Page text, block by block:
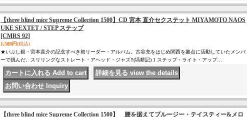
【three blind mice Supreme Collection 1500】CD 宮本 直介セクステット MIYAMOTO NAOS
UKE SEXTET / STEP ステップ
[CMRS 92]
1,580円(税込)
★いぶし銀・宮本直介の記念すべき初リーダー・アルバム。古谷充をはじめ関西を拠点に活動していたメンバ
ーで挑んだ、スリリングなストレート・アヘッド・ジャズ!!(塙耕記) 1 ステップ・ライト・アップ…
【three blind mice Supreme Collection 1500】 腰を据えてブルージー・テイスティー&メロ